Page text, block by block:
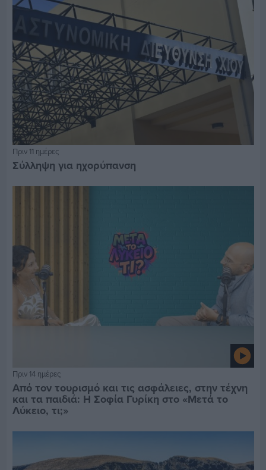
Πριν 11 ημέρες
Σύλληψη για ηχορύπανση
Πριν 14 ημέρες
Από τον τουρισμό και τις ασφάλειες, στην τέχνη
και τα παιδιά: Η Σοφία Γυρίκη στο «Μετά το
Λύκειο, τι;»